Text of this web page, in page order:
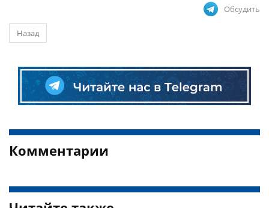
Обсудить
Назад
Комментарии